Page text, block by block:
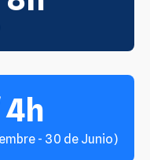
- 30 de Junio)